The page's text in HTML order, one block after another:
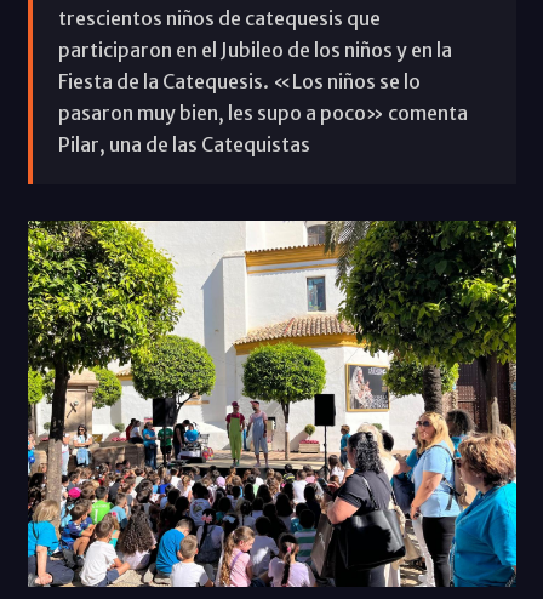
trescientos niños de catequesis que
participaron en el Jubileo de los niños y en la
Fiesta de la Catequesis. «Los niños se lo
pasaron muy bien, les supo a poco» comenta
Pilar, una de las Catequistas